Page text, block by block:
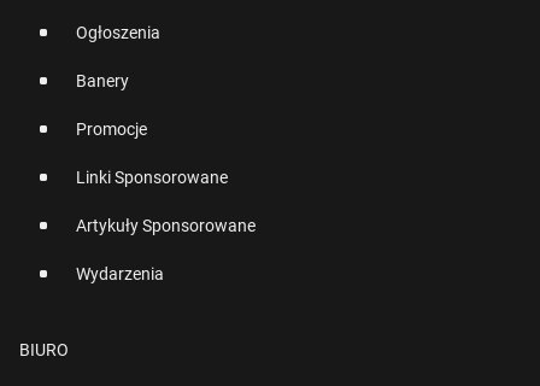
Ogłoszenia
Banery
Promocje
Linki Sponsorowane
Artykuły Sponsorowane
Wydarzenia
BIURO